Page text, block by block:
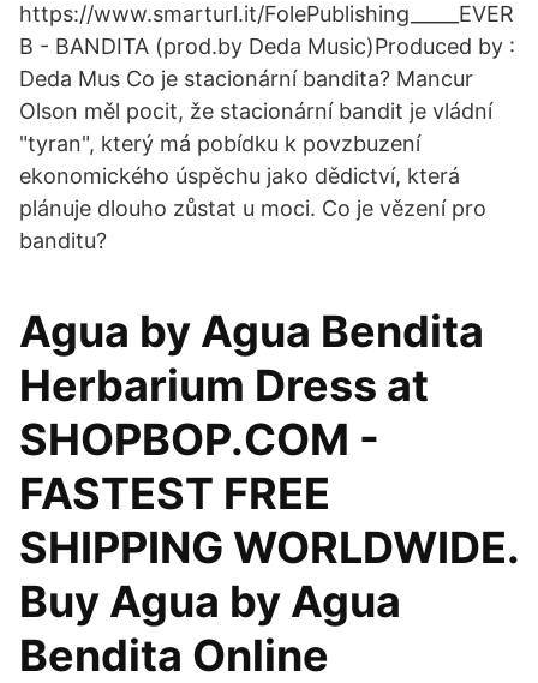
https://www.smarturl.it/FolePublishing_____EVER
B - BANDITA (prod.by Deda Music)Produced by :
Deda Mus Co je stacionární bandita? Mancur
Olson měl pocit, že stacionární bandit je vládní
"tyran", který má pobídku k povzbuzení
ekonomického úspěchu jako dědictví, která
plánuje dlouho zůstat u moci. Co je vězení pro
banditu?
Agua by Agua Bendita
Herbarium Dress at
SHOPBOP.COM -
FASTEST FREE
SHIPPING WORLDWIDE.
Buy Agua by Agua
Bendita Online